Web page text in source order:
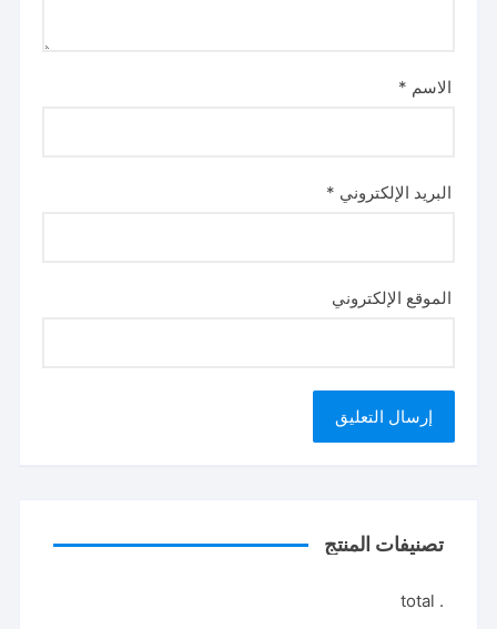
الاسم *
البريد الإلكتروني *
الموقع الإلكتروني
تصنيفات المنتج
. total